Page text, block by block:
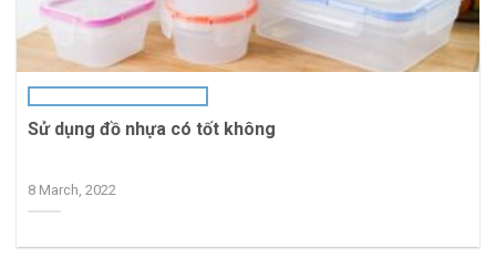
Sử dụng đồ nhựa có tốt không
8 March, 2022